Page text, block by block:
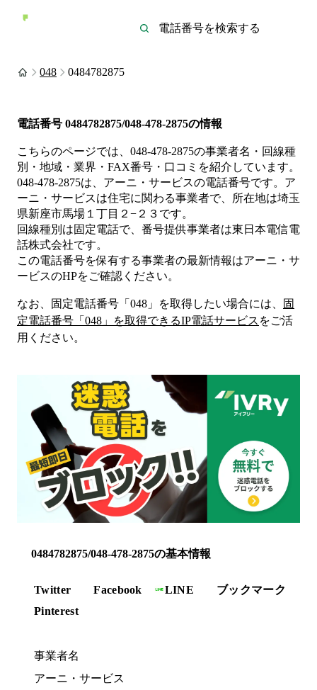
048 0484782875
電話番号 0484782875/048-478-2875の情報
こちらのページでは、 048-478-2875の事業者名・回線種
別・地域・業界・FAX番号・口コミを紹介しています。
048-478-2875は、 アーニ・サービスの電話番号です。 ア
ーニ・サービスは住宅に関わる事業者で、所在地は埼玉
県新座市馬場１丁目２−２３ です。
回線種別は固定電話で、番号提供事業者は東日本電信電
話株式会社です。
この電話番号を保有する事業者の最新情報はアーニ・サ
ービスのHPをご確認ください。
なお、固定電話番号「 048 」を取得したい場合には、
固
定電話番号「 048 」を取得できるIP電話サービス をご活
用ください。
0484782875/048-478-2875の基本情報
Twitter Facebook LINE
ブックマーク
Pinterest
事業者名
アーニ・サービス